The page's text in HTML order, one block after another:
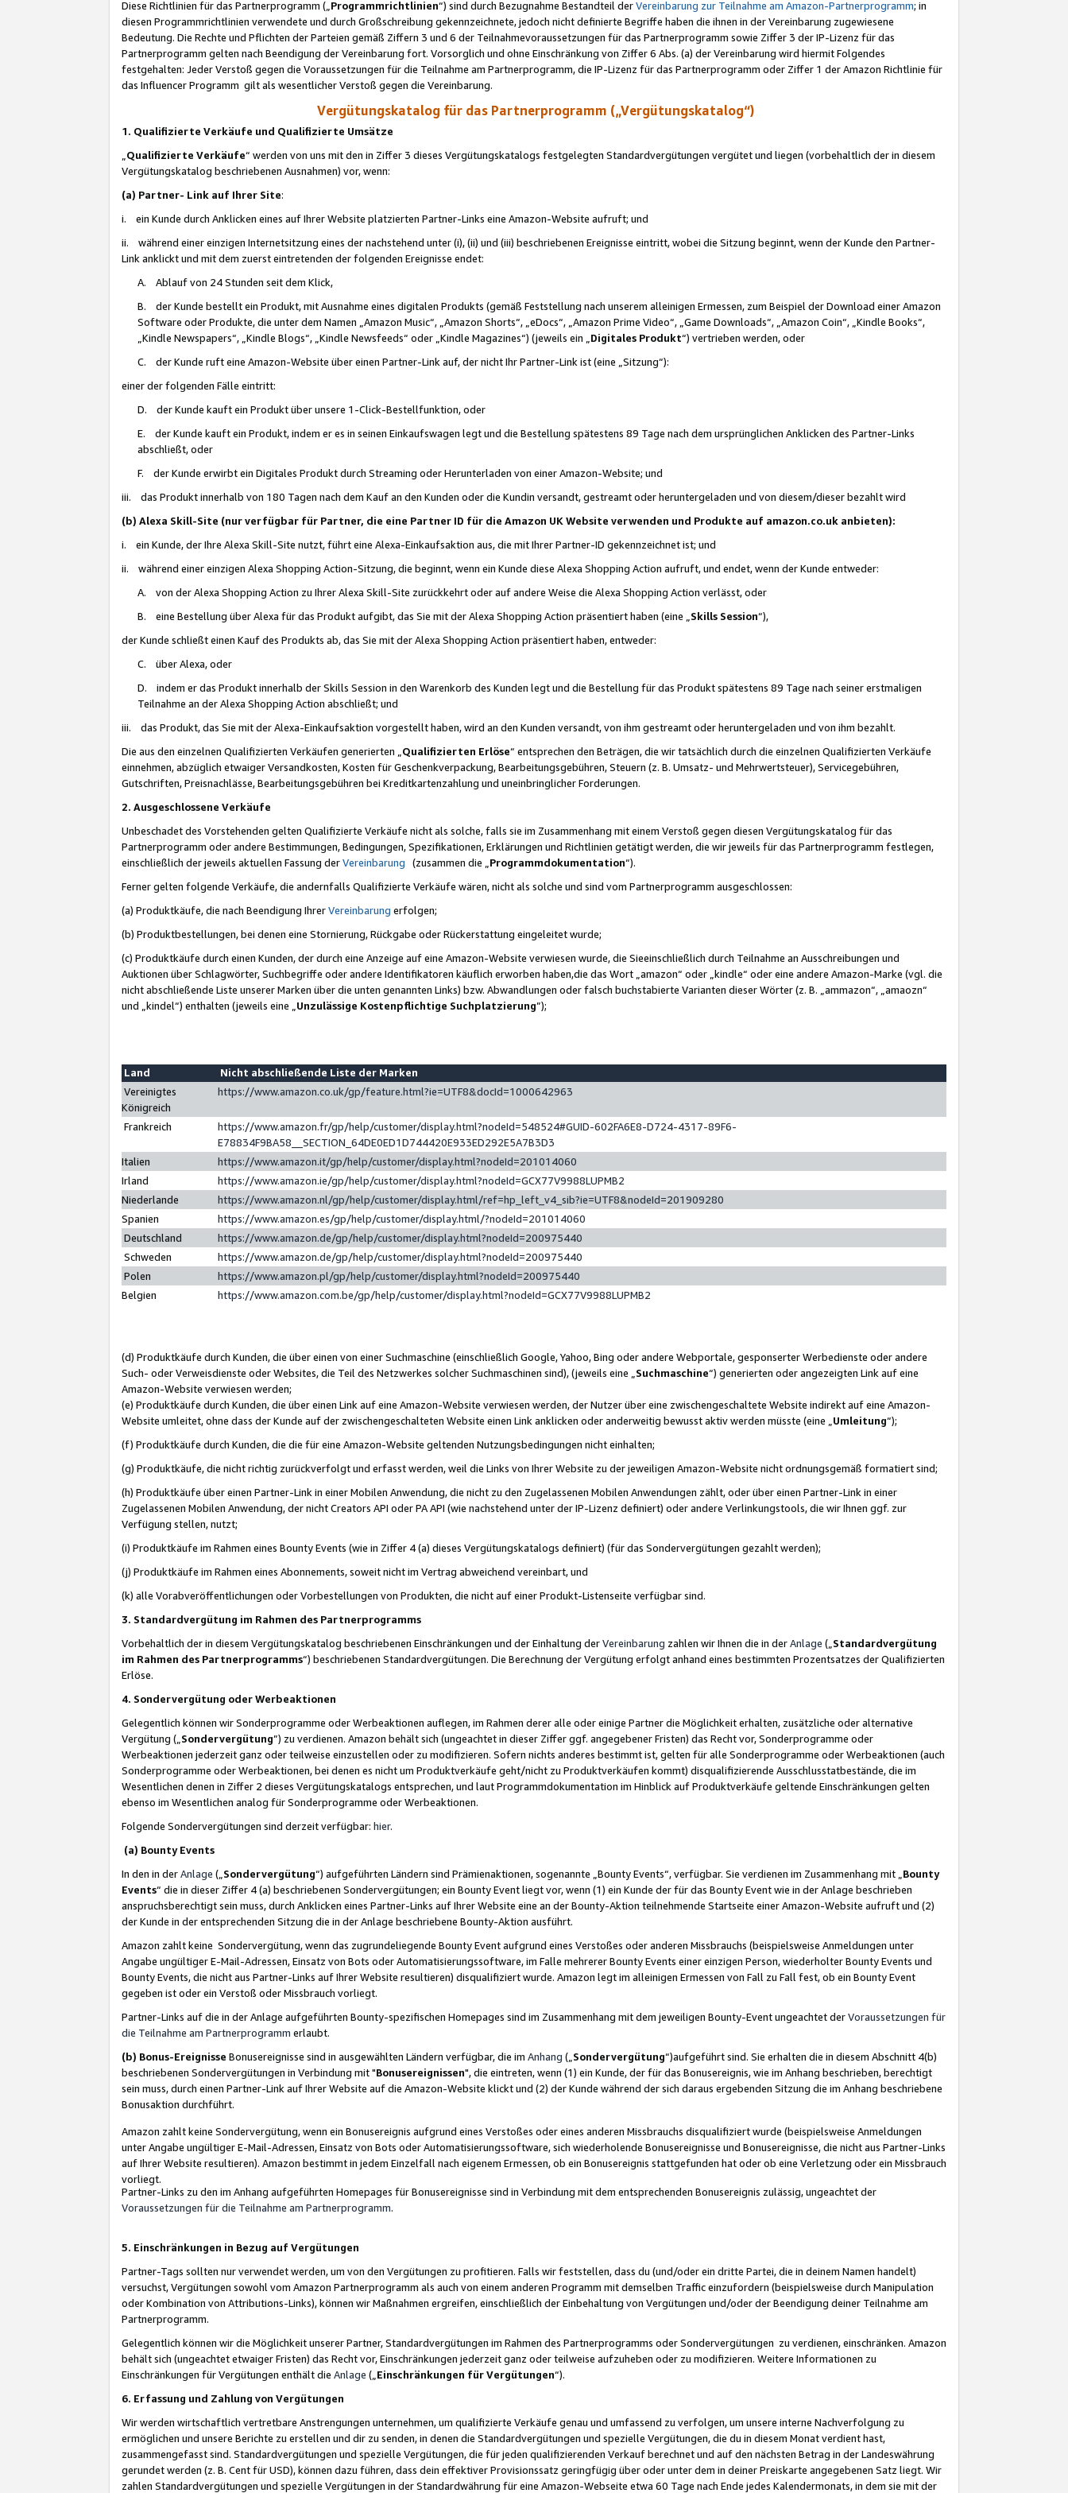
Diese Richtlinien für das Partnerprogramm („Programmrichtlinien“) sind durch Bezugnahme Bestandteil derVereinbarung zur Teilnahme am Amazon-Partnerprogramm; in
diesen Programmrichtlinien verwendete und durch Großschreibung gekennzeichnete, jedoch nicht definierte Begriffe haben die ihnen in der Vereinbarung zugewiesene
Bedeutung. Die Rechte und Pflichten der Parteien gemäß Ziffern 3 und 6 der Teilnahmevoraussetzungen für das Partnerprogramm sowie Ziffer 3 der IP-Lizenz für das
Partnerprogramm gelten nach Beendigung der Vereinbarung fort. Vorsorglich und ohne Einschränkung von Ziffer 6 Abs. (a) der Vereinbarung wird hiermit Folgendes
festgehalten: Jeder Verstoß gegen die Voraussetzungen für die Teilnahme am Partnerprogramm, die IP-Lizenz für das Partnerprogramm oder Ziffer 1 der Amazon Richtlinie für
das Influencer Programm gilt als wesentlicher Verstoß gegen die Vereinbarung.
Vergütungskatalog für das Partnerprogramm („Vergütungskatalog“)
1. Qualifizierte Verkäufe und Qualifizierte Umsätze
Qualifizierte Verkäufe“ werden von uns mit den in Ziffer 3 dieses Vergütungskatalogs festgelegten Standardvergütungen vergütet und liegen (vorbehaltlich der in diesem
Vergütungskatalog beschriebenen Ausnahmen) vor, wenn:
(a) Partner- Link auf Ihrer Site:
i. ein Kunde durch Anklicken eines auf Ihrer Website platzierten Partner-Links eine Amazon-Website aufruft; und
ii. während einer einzigen Internetsitzung eines der nachstehend unter (i), (ii) und (iii) beschriebenen Ereignisse eintritt, wobei die Sitzung beginnt, wenn der Kunde den Partner-
Link anklickt und mit dem zuerst eintretenden der folgenden Ereignisse endet:
A. Ablauf von 24 Stunden seit dem Klick,
B. der Kunde bestellt ein Produkt, mit Ausnahme eines digitalen Produkts (gemäß Feststellung nach unserem alleinigen Ermessen, zum Beispiel der Download einer Amazon
Software oder Produkte, die unter dem Namen „Amazon Music“, „Amazon Shorts“, „eDocs“, „Amazon Prime Video“, „Game Downloads“, „Amazon Coin“, „Kindle Books“,
„Kindle Newspapers“, „Kindle Blogs“, „Kindle Newsfeeds“ oder „Kindle Magazines“) (jeweils ein „ Digitales Produkt“) vertrieben werden, oder
C. der Kunde ruft eine Amazon-Website über einen Partner-Link auf, der nicht Ihr Partner-Link ist (eine „Sitzung“):
einer der folgenden Fälle eintritt:
D. der Kunde kauft ein Produkt über unsere 1-Click-Bestellfunktion, oder
E. der Kunde kauft ein Produkt, indem er es in seinen Einkaufswagen legt und die Bestellung spätestens 89 Tage nach dem ursprünglichen Anklicken des Partner-Links
abschließt, oder
F. der Kunde erwirbt ein Digitales Produkt durch Streaming oder Herunterladen von einer Amazon-Website; und
iii. das Produkt innerhalb von 180 Tagen nach dem Kauf an den Kunden oder die Kundin versandt, gestreamt oder heruntergeladen und von diesem/dieser bezahlt wird
(b) Alexa Skill-Site (nur verfügbar für Partner, die eine Partner ID für die Amazon UK Website verwenden und Produkte auf amazon.co.uk anbieten):
i. ein Kunde, der Ihre Alexa Skill-Site nutzt, führt eine Alexa-Einkaufsaktion aus, die mit Ihrer Partner-ID gekennzeichnet ist; und
ii. während einer einzigen Alexa Shopping Action-Sitzung, die beginnt, wenn ein Kunde diese Alexa Shopping Action aufruft, und endet, wenn der Kunde entweder:
A. von der Alexa Shopping Action zu Ihrer Alexa Skill-Site zurückkehrt oder auf andere Weise die Alexa Shopping Action verlässt, oder
B. eine Bestellung über Alexa für das Produkt aufgibt, das Sie mit der Alexa Shopping Action präsentiert haben (eine „ Skills Session“),
der Kunde schließt einen Kauf des Produkts ab, das Sie mit der Alexa Shopping Action präsentiert haben, entweder:
C. über Alexa, oder
D. indem er das Produkt innerhalb der Skills Session in den Warenkorb des Kunden legt und die Bestellung für das Produkt spätestens 89 Tage nach seiner erstmaligen
Teilnahme an der Alexa Shopping Action abschließt; und
iii. das Produkt, das Sie mit der Alexa-Einkaufsaktion vorgestellt haben, wird an den Kunden versandt, von ihm gestreamt oder heruntergeladen und von ihm bezahlt.
Die aus den einzelnen Qualifizierten Verkäufen generierten „ Qualifizierten Erlöse“ entsprechen den Beträgen, die wir tatsächlich durch die einzelnen Qualifizierten Verkäufe
einnehmen, abzüglich etwaiger Versandkosten, Kosten für Geschenkverpackung, Bearbeitungsgebühren, Steuern (z. B. Umsatz- und Mehrwertsteuer), Servicegebühren,
Gutschriften, Preisnachlässe, Bearbeitungsgebühren bei Kreditkartenzahlung und uneinbringlicher Forderungen.
2. Ausgeschlossene Verkäufe
Unbeschadet des Vorstehenden gelten Qualifizierte Verkäufe nicht als solche, falls sie im Zusammenhang mit einem Verstoß gegen diesen Vergütungskatalog für das
Partnerprogramm oder andere Bestimmungen, Bedingungen, Spezifikationen, Erklärungen und Richtlinien getätigt werden, die wir jeweils für das Partnerprogramm festlegen,
einschließlich der jeweils aktuellen Fassung derVereinbarung (zusammen die „ Programmdokumentation“).
Ferner gelten folgende Verkäufe, die andernfalls Qualifizierte Verkäufe wären, nicht als solche und sind vom Partnerprogramm ausgeschlossen:
(a) Produktkäufe, die nach Beendigung IhrerVereinbarung erfolgen;
(b) Produktbestellungen, bei denen eine Stornierung, Rückgabe oder Rückerstattung eingeleitet wurde;
(c) Produktkäufe durch einen Kunden, der durch eine Anzeige auf eine Amazon-Website verwiesen wurde, die Sieeinschließlich durch Teilnahme an Ausschreibungen und
Auktionen über Schlagwörter, Suchbegriffe oder andere Identifikatoren käuflich erworben haben,die das Wort „amazon“ oder „kindle“ oder eine andere Amazon-Marke (vgl. die
nicht abschließende Liste unserer Marken über die unten genannten Links) bzw. Abwandlungen oder falsch buchstabierte Varianten dieser Wörter (z. B. „ammazon“, „amaozn“
und „kindel“) enthalten (jeweils eine „ Unzulässige Kostenpflichtige Suchplatzierung”);
Land
Nicht abschließende Liste der Marken
Vereinigtes
Königreich
https://www.amazon.co.uk/gp/feature.html?ie=UTF8&docId=1000642963
Frankreich
https://www.amazon.fr/gp/help/customer/display.html?nodeId=548524#GUID-602FA6E8-D724-4317-89F6-
E78834F9BA58__SECTION_64DE0ED1D744420E933ED292E5A7B3D3
Italien
https://www.amazon.it/gp/help/customer/display.html?nodeId=201014060
Irland
https://www.amazon.ie/gp/help/customer/display.html?nodeId=GCX77V9988LUPMB2
Niederlande
https://www.amazon.nl/gp/help/customer/display.html/ref=hp_left_v4_sib?ie=UTF8&nodeId=201909280
Spanien
https://www.amazon.es/gp/help/customer/display.html/?nodeId=201014060
Deutschland
https://www.amazon.de/gp/help/customer/display.html?nodeId=200975440
Schweden
https://www.amazon.de/gp/help/customer/display.html?nodeId=200975440
Polen
https://www.amazon.pl/gp/help/customer/display.html?nodeId=200975440
Belgien
https://www.amazon.com.be/gp/help/customer/display.html?nodeId=GCX77V9988LUPMB2
(d) Produktkäufe durch Kunden, die über einen von einer Suchmaschine (einschließlich Google, Yahoo, Bing oder andere Webportale, gesponserter Werbedienste oder andere
Such- oder Verweisdienste oder Websites, die Teil des Netzwerkes solcher Suchmaschinen sind), (jeweils eine „ Suchmaschine“) generierten oder angezeigten Link auf eine
Amazon-Website verwiesen werden;
(e) Produktkäufe durch Kunden, die über einen Link auf eine Amazon-Website verwiesen werden, der Nutzer über eine zwischengeschaltete Website indirekt auf eine Amazon-
Website umleitet, ohne dass der Kunde auf der zwischengeschalteten Website einen Link anklicken oder anderweitig bewusst aktiv werden müsste (eine „ Umleitung“);
(f) Produktkäufe durch Kunden, die die für eine Amazon-Website geltenden Nutzungsbedingungen nicht einhalten;
(g) Produktkäufe, die nicht richtig zurückverfolgt und erfasst werden, weil die Links von Ihrer Website zu der jeweiligen Amazon-Website nicht ordnungsgemäß formatiert sind;
(h) Produktkäufe über einen Partner-Link in einer Mobilen Anwendung, die nicht zu den Zugelassenen Mobilen Anwendungen zählt, oder über einen Partner-Link in einer
Zugelassenen Mobilen Anwendung, der nicht Creators API oder PA API (wie nachstehend unter der IP-Lizenz definiert) oder andere Verlinkungstools, die wir Ihnen ggf. zur
Verfügung stellen, nutzt;
(i) Produktkäufe im Rahmen eines Bounty Events (wie in Ziffer 4 (a) dieses Vergütungskatalogs definiert) (für das Sondervergütungen gezahlt werden);
(j) Produktkäufe im Rahmen eines Abonnements, soweit nicht im Vertrag abweichend vereinbart, und
(k) alle Vorabveröffentlichungen oder Vorbestellungen von Produkten, die nicht auf einer Produkt-Listenseite verfügbar sind.
3. Standardvergütung im Rahmen des Partnerprogramms
Vorbehaltlich der in diesem Vergütungskatalog beschriebenen Einschränkungen und der Einhaltung derVereinbarung zahlen wir Ihnen die in derAnlage („ Standardvergütung
im Rahmen des Partnerprogramms“) beschriebenen Standardvergütungen. Die Berechnung der Vergütung erfolgt anhand eines bestimmten Prozentsatzes der Qualifizierten
Erlöse.
4. Sondervergütung oder Werbeaktionen
Gelegentlich können wir Sonderprogramme oder Werbeaktionen auflegen, im Rahmen derer alle oder einige Partner die Möglichkeit erhalten, zusätzliche oder alternative
Vergütung („ Sondervergütung”) zu verdienen. Amazon behält sich (ungeachtet in dieser Ziffer ggf. angegebener Fristen) das Recht vor, Sonderprogramme oder
Werbeaktionen jederzeit ganz oder teilweise einzustellen oder zu modifizieren. Sofern nichts anderes bestimmt ist, gelten für alle Sonderprogramme oder Werbeaktionen (auch
Sonderprogramme oder Werbeaktionen, bei denen es nicht um Produktverkäufe geht/nicht zu Produktverkäufen kommt) disqualifizierende Ausschlusstatbestände, die im
Wesentlichen denen in Ziffer 2 dieses Vergütungskatalogs entsprechen, und laut Programmdokumentation im Hinblick auf Produktverkäufe geltende Einschränkungen gelten
ebenso im Wesentlichen analog für Sonderprogramme oder Werbeaktionen.
Folgende Sondervergütungen sind derzeit verfügbar: hier.
(a) Bounty Events
In den in derAnlage („ Sondervergütung“) aufgeführten Ländern sind Prämienaktionen, sogenannte „Bounty Events“, verfügbar. Sie verdienen im Zusammenhang mit „ Bounty
Events“ die in dieser Ziffer 4 (a) beschriebenen Sondervergütungen; ein Bounty Event liegt vor, wenn (1) ein Kunde der für das Bounty Event wie in der Anlage beschrieben
anspruchsberechtigt sein muss, durch Anklicken eines Partner-Links auf Ihrer Website eine an der Bounty-Aktion teilnehmende Startseite einer Amazon-Website aufruft und (2)
der Kunde in der entsprechenden Sitzung die in der Anlage beschriebene Bounty-Aktion ausführt.
Amazon zahlt keine Sondervergütung, wenn das zugrundeliegende Bounty Event aufgrund eines Verstoßes oder anderen Missbrauchs (beispielsweise Anmeldungen unter
Angabe ungültiger E-Mail-Adressen, Einsatz von Bots oder Automatisierungssoftware, im Falle mehrerer Bounty Events einer einzigen Person, wiederholter Bounty Events und
Bounty Events, die nicht aus Partner-Links auf Ihrer Website resultieren) disqualifiziert wurde. Amazon legt im alleinigen Ermessen von Fall zu Fall fest, ob ein Bounty Event
gegeben ist oder ein Verstoß oder Missbrauch vorliegt.
Partner-Links auf die in der Anlage aufgeführten Bounty-spezifischen Homepages sind im Zusammenhang mit dem jeweiligen Bounty-Event ungeachtet derVoraussetzungen für
die Teilnahme am Partnerprogramm erlaubt.
(b) Bonus-Ereignisse Bonusereignisse sind in ausgewählten Ländern verfügbar, die im Anhang („ Sondervergütung“)aufgeführt sind. Sie erhalten die in diesem Abschnitt 4(b)
beschriebenen Sondervergütungen in Verbindung mit "Bonusereignissen", die eintreten, wenn (1) ein Kunde, der für das Bonusereignis, wie im Anhang beschrieben, berechtigt
sein muss, durch einen Partner-Link auf Ihrer Website auf die Amazon-Website klickt und (2) der Kunde während der sich daraus ergebenden Sitzung die im Anhang beschriebene
Bonusaktion durchführt.
Amazon zahlt keine Sondervergütung, wenn ein Bonusereignis aufgrund eines Verstoßes oder eines anderen Missbrauchs disqualifiziert wurde (beispielsweise Anmeldungen
unter Angabe ungültiger E-Mail-Adressen, Einsatz von Bots oder Automatisierungssoftware, sich wiederholende Bonusereignisse und Bonusereignisse, die nicht aus Partner-Links
auf Ihrer Website resultieren). Amazon bestimmt in jedem Einzelfall nach eigenem Ermessen, ob ein Bonusereignis stattgefunden hat oder ob eine Verletzung oder ein Missbrauch
vorliegt.
Partner-Links zu den im Anhang aufgeführten Homepages für Bonusereignisse sind in Verbindung mit dem entsprechenden Bonusereignis zulässig, ungeachtet der
Voraussetzungen für die Teilnahme am Partnerprogramm.
5. Einschränkungen in Bezug auf Vergütungen
Partner-Tags sollten nur verwendet werden, um von den Vergütungen zu profitieren. Falls wir feststellen, dass du (und/oder ein dritte Partei, die in deinem Namen handelt)
versuchst, Vergütungen sowohl vom Amazon Partnerprogramm als auch von einem anderen Programm mit demselben Traffic einzufordern (beispielsweise durch Manipulation
oder Kombination von Attributions-Links), können wir Maßnahmen ergreifen, einschließlich der Einbehaltung von Vergütungen und/oder der Beendigung deiner Teilnahme am
Partnerprogramm.
Gelegentlich können wir die Möglichkeit unserer Partner, Standardvergütungen im Rahmen des Partnerprogramms oder Sondervergütungen zu verdienen, einschränken. Amazon
behält sich (ungeachtet etwaiger Fristen) das Recht vor, Einschränkungen jederzeit ganz oder teilweise aufzuheben oder zu modifizieren. Weitere Informationen zu
Einschränkungen für Vergütungen enthält die Anlage („ Einschränkungen für Vergütungen“).
6. Erfassung und Zahlung von Vergütungen
Wir werden wirtschaftlich vertretbare Anstrengungen unternehmen, um qualifizierte Verkäufe genau und umfassend zu verfolgen, um unsere interne Nachverfolgung zu
ermöglichen und unsere Berichte zu erstellen und dir zu senden, in denen die Standardvergütungen und spezielle Vergütungen, die du in diesem Monat verdient hast,
zusammengefasst sind. Standardvergütungen und spezielle Vergütungen, die für jeden qualifizierenden Verkauf berechnet und auf den nächsten Betrag in der Landeswährung
gerundet werden (z. B. Cent für USD), können dazu führen, dass dein effektiver Provisionssatz geringfügig über oder unter dem in deiner Preiskarte angegebenen Satz liegt. Wir
zahlen Standardvergütungen und spezielle Vergütungen in der Standardwährung für eine Amazon-Webseite etwa 60 Tage nach Ende jedes Kalendermonats, in dem sie mit der